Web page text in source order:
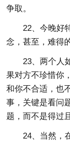
争取。
22、今晚好
念，甚至，难得
23、两个人
果对方不珍惜你
和你不合适，也
事，关键是看问
题，而不是得过
24、当然，